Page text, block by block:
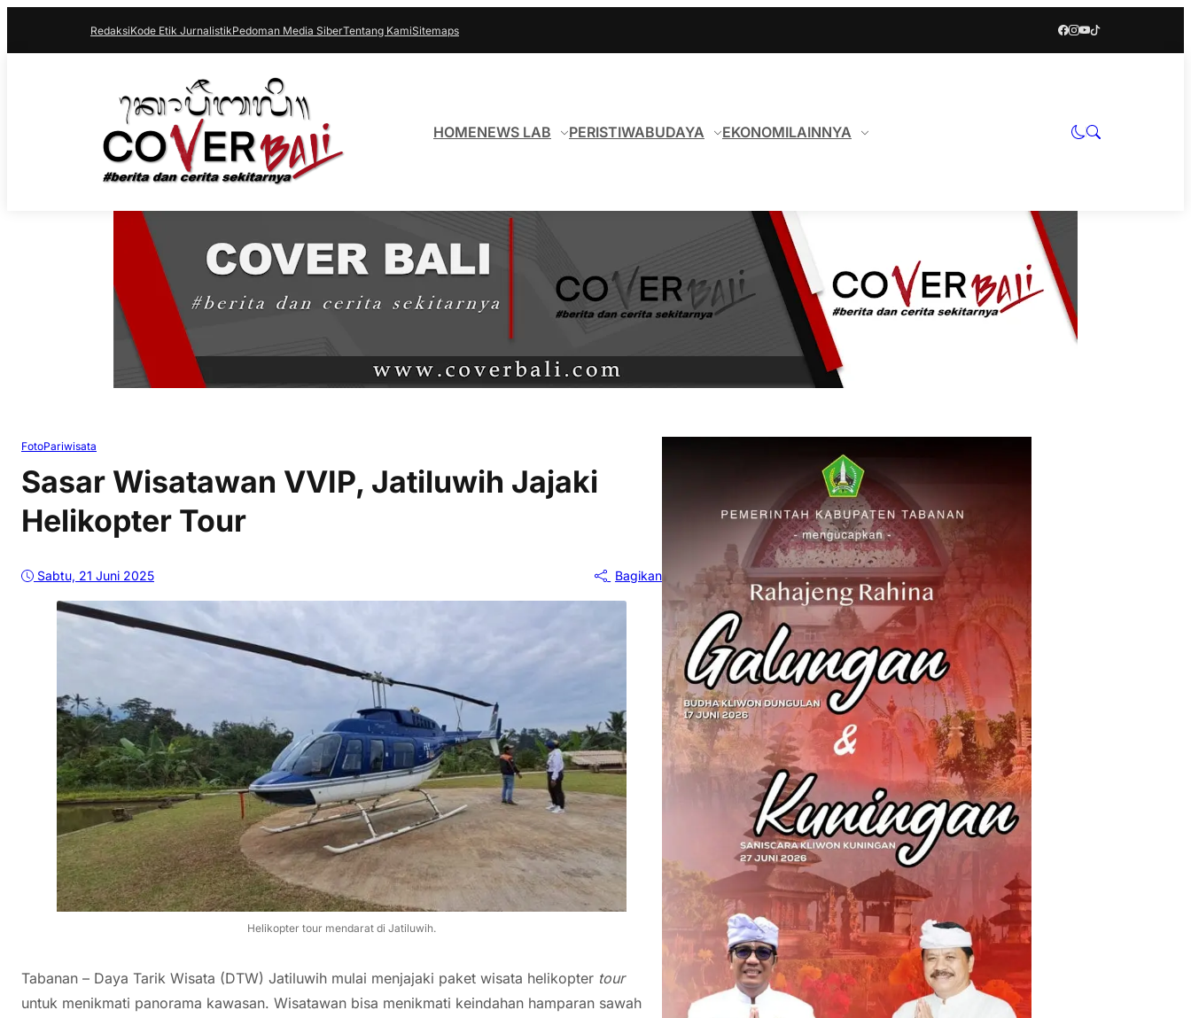
RedaksiKode Etik JurnalistikPedoman Media SiberTentang KamiSitemaps
HOMENEWS LAB PERISTIWABUDAYA EKONOMILAINNYA
FotoPariwisata
Sasar Wisatawan VVIP, Jatiluwih Jajaki
Helikopter Tour
Sabtu, 21 Juni 2025 Bagikan
Helikopter tour mendarat di Jatiluwih.
Tabanan – Daya Tarik Wisata (DTW) Jatiluwih mulai menjajaki paket wisata helikopter tour
untuk menikmati panorama kawasan. Wisatawan bisa menikmati keindahan hamparan sawah